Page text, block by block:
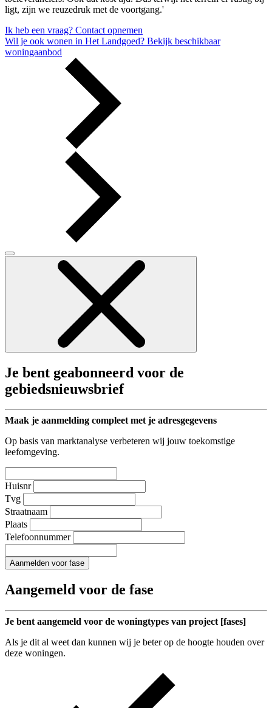
ligt, zijn we reuzedruk met de voortgang.'
Ik heb een vraag? Contact opnemen
Wil je ook wonen in Het Landgoed? Bekijk beschikbaar
woningaanbod
Je bent geabonneerd voor de
gebiedsnieuwsbrief
Maak je aanmelding compleet met je adresgegevens
Op basis van marktanalyse verbeteren wij jouw toekomstige
leefomgeving.
Huisnr
Tvg
Straatnaam
Plaats
Telefoonnummer
Aanmelden voor fase
Aangemeld voor de fase
Je bent aangemeld voor de woningtypes van project [fases]
Als je dit al weet dan kunnen wij je beter op de hoogte houden over
deze woningen.